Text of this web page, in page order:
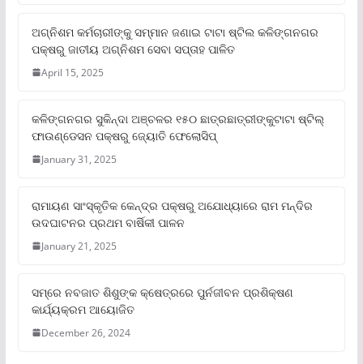
ଅଗ୍ନିଶମ କର୍ମଚାରୀଙ୍କୁ ସମ୍ମାନ ଜଣାଇ ଟାଟା ଷ୍ଟିଲ କଳିଙ୍ଗନଗର
ପକ୍ଷରୁ ଜାତୀୟ ଅଗ୍ନିଶମ ସେବା ସପ୍ତାହ ପାଳିତ
April 15, 2025
କଳିଙ୍ଗନଗର ସୁକିନ୍ଦା ଅଞ୍ଚଳର ୧୫୦ ଛାତ୍ରଛାତ୍ରୀଙ୍କୁଟାଟା ଷ୍ଟିଲ୍
ଫାଉଣ୍ଡେସନ ପକ୍ଷରୁ ଜ୍ୟୋତି ଫେଲୋସିପ୍‌
January 31, 2025
ରାମାୟଣ ସାଂସ୍କୃତିକ କେନ୍ଦ୍ର ପକ୍ଷରୁ ଅଯୋଧ୍ୟାରେ ରାମ ମନ୍ଦିର
ଉଦଘାଟନର ପ୍ରଥମ ବାର୍ଷିକୀ ପାଳନ
January 21, 2025
ସମ୍‌ରେ ନବଜାତ ଶିଶୁଙ୍କ କ୍ଷେତ୍ରରେ ପୁର୍ନଜୀବନ ପ୍ରଶିକ୍ଷଣ
କାର୍ଯ୍ୟକ୍ରମ ଆୟୋଜିତ
December 26, 2024